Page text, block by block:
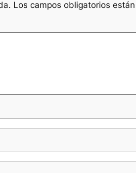
Los campos obligatorios